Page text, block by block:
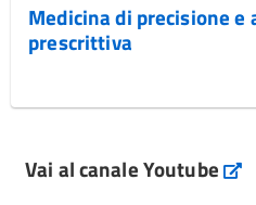
Medicina di precisione e
prescrittiva
Vai al canale Youtube